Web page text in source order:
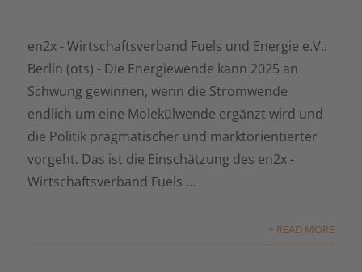
en2x - Wirtschaftsverband Fuels und Energie e.V.:
Berlin (ots) - Die Energiewende kann 2025 an
Schwung gewinnen, wenn die Stromwende
endlich um eine Molekülwende ergänzt wird und
die Politik pragmatischer und marktorientierter
vorgeht. Das ist die Einschätzung des en2x -
Wirtschaftsverband Fuels ...
+ READ MORE